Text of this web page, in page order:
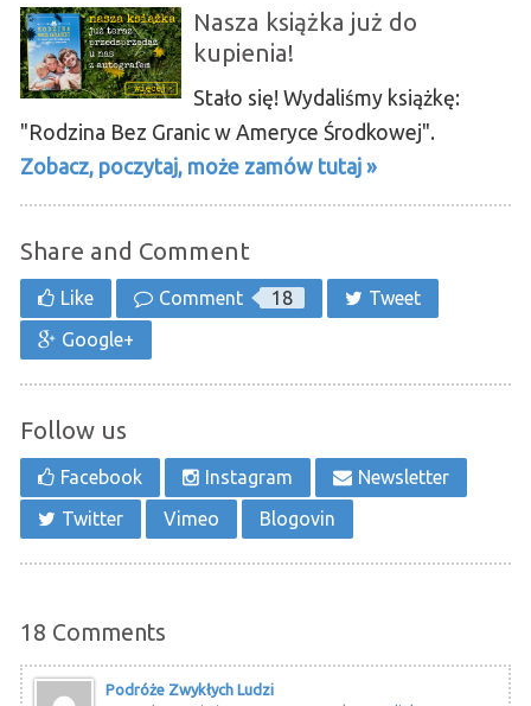
Nasza książka już do
kupienia!
Stało się! Wydaliśmy książkę:
"Rodzina Bez Granic w Ameryce Środkowej".
Zobacz, poczytaj, może zamów tutaj »
Share and Comment
Like Comment 18
Tweet
Google+
Follow us
Facebook Instagram
Newsletter
Twitter
Vimeo Blogovin
18 Comments
Podróże Zwykłych Ludzi